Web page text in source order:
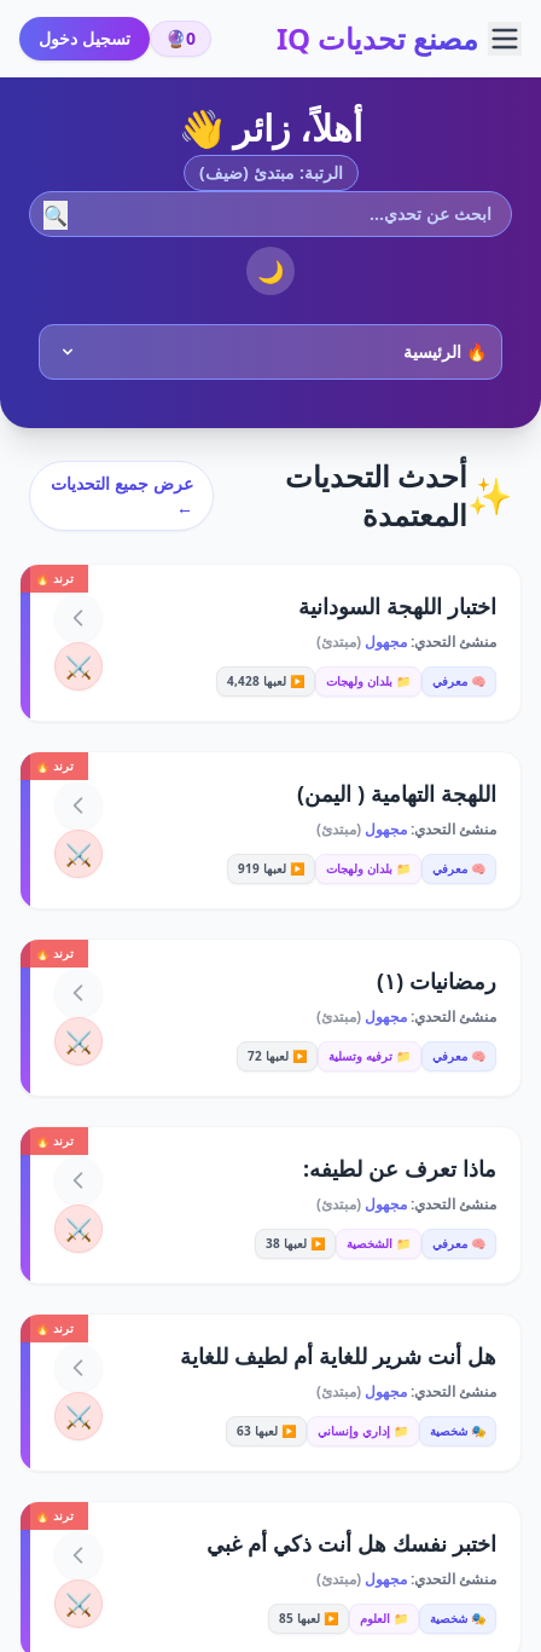
مصنع تحديات IQ 0
🔮 تسجيل دخول
أهلاً، زائر 👋
الرتبة: مبتدئ (ضيف)
🔍
🌙
✨أحدث التحديات
المعتمدة
عرض جميع التحديات
←
ترند 🔥
اختبار اللهجة السودانية
منشئ التحدي:مجهول (مبتدئ)
🧠 معرفي 📁 بلدان ولهجات ▶️ لعبها 4,428 ⚔️
ترند 🔥
اللهجة التهامية ( اليمن)
منشئ التحدي:مجهول (مبتدئ)
🧠 معرفي 📁 بلدان ولهجات ▶️ لعبها 919 ⚔️
ترند 🔥
رمضانيات (١)
منشئ التحدي:مجهول (مبتدئ)
🧠 معرفي 📁 ترفيه وتسلية ▶️ لعبها 72 ⚔️
ترند 🔥
ماذا تعرف عن لطيفه:
منشئ التحدي:مجهول (مبتدئ)
🧠 معرفي 📁 الشخصية ▶️ لعبها 38 ⚔️
ترند 🔥
هل أنت شرير للغاية أم لطيف للغاية
منشئ التحدي:مجهول (مبتدئ)
🎭 شخصية 📁 إداري وإنساني ▶️ لعبها 63 ⚔️
ترند 🔥
اختبر نفسك هل أنت ذكي أم غبي
منشئ التحدي:مجهول (مبتدئ)
🎭 شخصية 📁 العلوم ▶️ لعبها 85 ⚔️